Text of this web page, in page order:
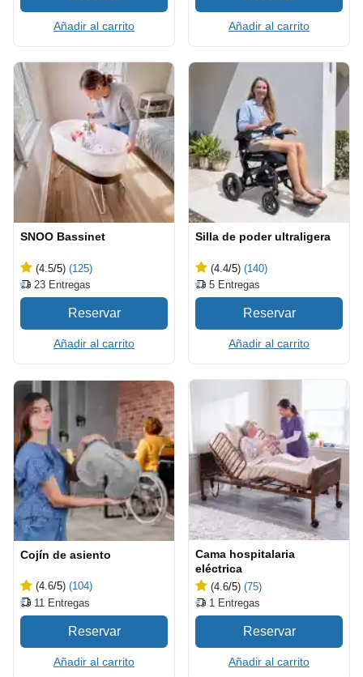
Añadir al carrito Añadir al carrito
SNOO Bassinet
(4.5/5) (125)
23 Entregas
Añadir al carrito
Silla de poder ultraligera
(4.4/5) (140)
5 Entregas
Añadir al carrito
Cojín de asiento
(4.6/5) (104)
11 Entregas
Añadir al carrito
Cama hospitalaria
eléctrica
(4.6/5) (75)
1 Entregas
Añadir al carrito